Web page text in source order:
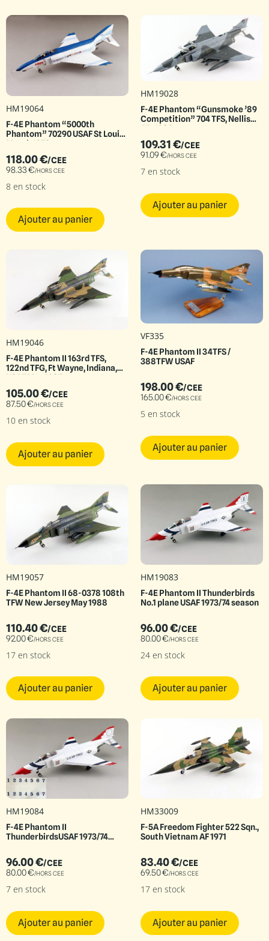
HM19064
F-4E Phantom “5000th
Phantom” 70290 USAF St Louis
March 1978
118.00€/CEE
98.33€/HORS CEE
8 en stock
Ajouter au panier
HM19028
F-4E Phantom “Gunsmoke ’89
Competition” 704 TFS, Nellis
AB, 1989
109.31€/CEE
91.09€/HORS CEE
7 en stock
Ajouter au panier
HM19046
F-4E Phantom II 163rd TFS,
122nd TFG, Ft Wayne, Indiana,
USAF May 1987
105.00€/CEE
87.50€/HORS CEE
10 en stock
Ajouter au panier
VF335
F-4E Phantom II 34TFS /
388TFW USAF
198.00€/CEE
165.00€/HORS CEE
5 en stock
Ajouter au panier
HM19057
F-4E Phantom II 68-0378 108th
TFW New Jersey May 1988
110.40€/CEE
92.00€/HORS CEE
17 en stock
Ajouter au panier
HM19083
F-4E Phantom II Thunderbirds
No.1 plane USAF 1973/74 season
96.00€/CEE
80.00€/HORS CEE
24 en stock
Ajouter au panier
HM19084
F-4E Phantom II
ThunderbirdsUSAF 1973/74
96.00€/CEE
80.00€/HORS CEE
7 en stock
Ajouter au panier
HM33009
F-5A Freedom Fighter 522 Sqn.,
South Vietnam AF 1971
83.40€/CEE
69.50€/HORS CEE
17 en stock
Ajouter au panier